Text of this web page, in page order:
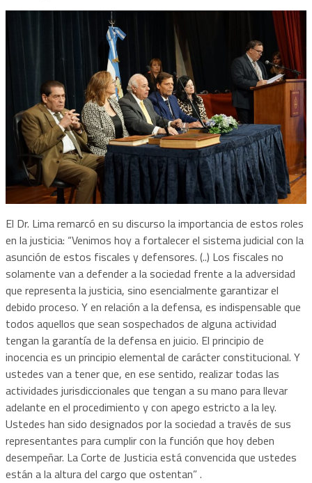
El Dr. Lima remarcó en su discurso la importancia de estos roles
en la justicia: “Venimos hoy a fortalecer el sistema judicial con la
asunción de estos fiscales y defensores. (..) Los fiscales no
solamente van a defender a la sociedad frente a la adversidad
que representa la justicia, sino esencialmente garantizar el
debido proceso. Y en relación a la defensa, es indispensable que
todos aquellos que sean sospechados de alguna actividad
tengan la garantía de la defensa en juicio. El principio de
inocencia es un principio elemental de carácter constitucional. Y
ustedes van a tener que, en ese sentido, realizar todas las
actividades jurisdiccionales que tengan a su mano para llevar
adelante en el procedimiento y con apego estricto a la ley.
Ustedes han sido designados por la sociedad a través de sus
representantes para cumplir con la función que hoy deben
desempeñar. La Corte de Justicia está convencida que ustedes
están a la altura del cargo que ostentan” .